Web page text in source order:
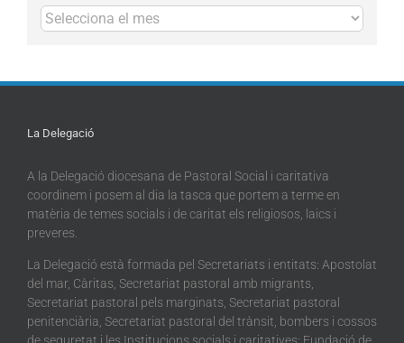
Arxius
La Delegació
A la Delegació diocesana de Pastoral Social i caritativa
coordinem i posem al dia la tasca que portem a terme en
matèria de temes socials i de caritat els religiosos, laics i
preveres.
La Delegació està formada pel Secretariats i entitats: Apostolat
del mar, Càritas, Secretariat pastoral amb migrants,
Secretariat pastoral pels marginats, Secretariat pastoral
penitenciària, Secretariat pastoral del trànsit, bombers i cossos
de seguretat i les Institucions socials i caritatives: Fundació de